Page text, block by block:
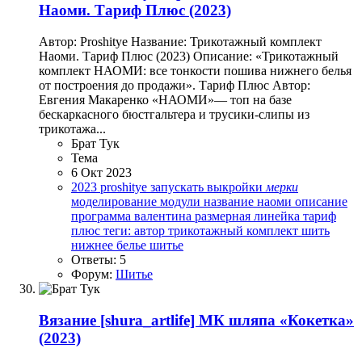
Наоми. Тариф Плюс (2023)
Автор: Proshitye Название: Трикотажный комплект
Наоми. Тариф Плюс (2023) Описание: «Трикотажный
комплект НАОМИ: все тонкости пошива нижнего белья
от построения до продажи». Тариф Плюс Автор:
Евгения Макаренко «НАОМИ»— топ на базе
бескаркасного бюстгальтера и трусики-слипы из
трикотажа...
Брат Тук
Тема
6 Окт 2023
2023 proshitye запускать выкройки мерки
моделирование модули название наоми описание
программа валентина размерная линейка тариф
плюс теги: автор трикотажный комплект шить
нижнее белье шитье
Ответы: 5
Форум: Шитье
Вязание [shura_artlife] МК шляпа «Кокетка»
(2023)